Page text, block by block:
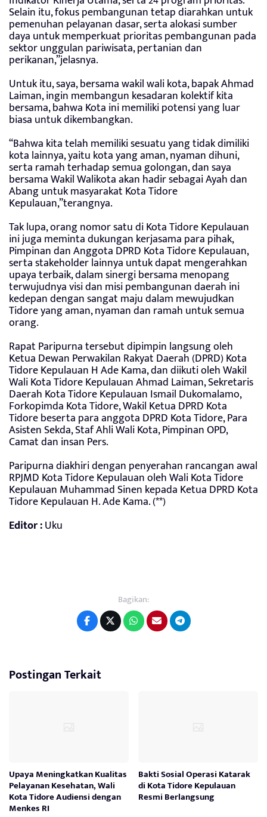
Selain itu, fokus pembangunan tetap diarahkan untuk
pemenuhan pelayanan dasar, serta alokasi sumber
daya untuk memperkuat prioritas pembangunan pada
sektor unggulan pariwisata, pertanian dan
perikanan,”jelasnya.
Untuk itu, saya, bersama wakil wali kota, bapak Ahmad
Laiman, ingin membangun kesadaran kolektif kita
bersama, bahwa Kota ini memiliki potensi yang luar
biasa untuk dikembangkan.
“Bahwa kita telah memiliki sesuatu yang tidak dimiliki
kota lainnya, yaitu kota yang aman, nyaman dihuni,
serta ramah terhadap semua golongan, dan saya
bersama Wakil Walikota akan hadir sebagai Ayah dan
Abang untuk masyarakat Kota Tidore
Kepulauan,”terangnya.
Tak lupa, orang nomor satu di Kota Tidore Kepulauan
ini juga meminta dukungan kerjasama para pihak,
Pimpinan dan Anggota DPRD Kota Tidore Kepulauan,
serta stakeholder lainnya untuk dapat mengerahkan
upaya terbaik, dalam sinergi bersama menopang
terwujudnya visi dan misi pembangunan daerah ini
kedepan dengan sangat maju dalam mewujudkan
Tidore yang aman, nyaman dan ramah untuk semua
orang.
Rapat Paripurna tersebut dipimpin langsung oleh
Ketua Dewan Perwakilan Rakyat Daerah (DPRD) Kota
Tidore Kepulauan H Ade Kama, dan diikuti oleh Wakil
Wali Kota Tidore Kepulauan Ahmad Laiman, Sekretaris
Daerah Kota Tidore Kepulauan Ismail Dukomalamo,
Forkopimda Kota Tidore, Wakil Ketua DPRD Kota
Tidore beserta para anggota DPRD Kota Tidore, Para
Asisten Sekda, Staf Ahli Wali Kota, Pimpinan OPD,
Camat dan insan Pers.
Paripurna diakhiri dengan penyerahan rancangan awal
RPJMD Kota Tidore Kepulauan oleh Wali Kota Tidore
Kepulauan Muhammad Sinen kepada Ketua DPRD Kota
Tidore Kepulauan H. Ade Kama. (**)
Editor :Uku
Bagikan:
Postingan Terkait
Upaya Meningkatkan Kualitas
Pelayanan Kesehatan, Wali
Kota Tidore Audiensi dengan
Menkes RI
Bakti Sosial Operasi Katarak
di Kota Tidore Kepulauan
Resmi Berlangsung